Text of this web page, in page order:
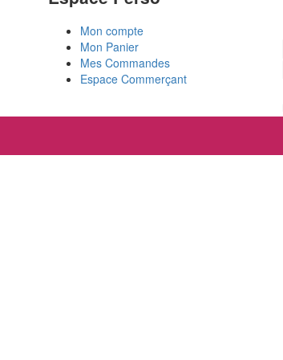
Mon compte
Mon Panier
Mes Commandes
Espace Commerçant